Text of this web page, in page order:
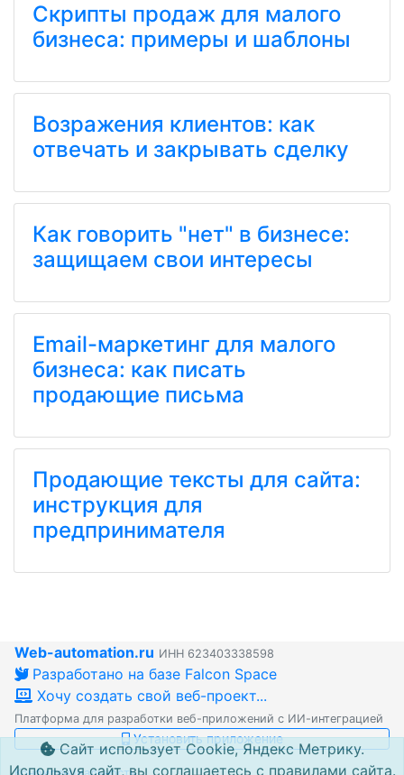
Скрипты продаж для малого
бизнеса: примеры и шаблоны
Возражения клиентов: как
отвечать и закрывать сделку
Как говорить "нет" в бизнесе:
защищаем свои интересы
Email-маркетинг для малого
бизнеса: как писать
продающие письма
Продающие тексты для сайта:
инструкция для
предпринимателя
Web-automation.ru ИНН 623403338598
Разработано на базе Falcon Space
Хочу создать свой веб-проект...
Платформа для разработки веб-приложений с ИИ-интеграцией
Установить приложение
Сайт использует Cookie, Яндекс Метрику.
Используя сайт, вы соглашаетесь с правилами сайта.